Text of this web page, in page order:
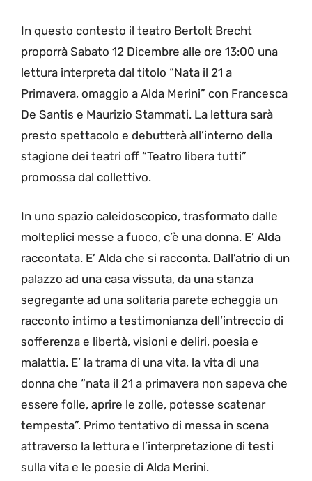
In questo contesto il teatro Bertolt Brecht
proporrà Sabato 12 Dicembre alle ore 13:00 una
lettura interpreta dal titolo “Nata il 21 a
Primavera, omaggio a Alda Merini” con Francesca
De Santis e Maurizio Stammati. La lettura sarà
presto spettacolo e debutterà all’interno della
stagione dei teatri off “Teatro libera tutti”
promossa dal collettivo.
In uno spazio caleidoscopico, trasformato dalle
molteplici messe a fuoco, c’è una donna. E’ Alda
raccontata. E’ Alda che si racconta. Dall’atrio di un
palazzo ad una casa vissuta, da una stanza
segregante ad una solitaria parete echeggia un
racconto intimo a testimonianza dell’intreccio di
sofferenza e libertà, visioni e deliri, poesia e
malattia. E’ la trama di una vita, la vita di una
donna che “nata il 21 a primavera non sapeva che
essere folle, aprire le zolle, potesse scatenar
tempesta”. Primo tentativo di messa in scena
attraverso la lettura e l’interpretazione di testi
sulla vita e le poesie di Alda Merini.